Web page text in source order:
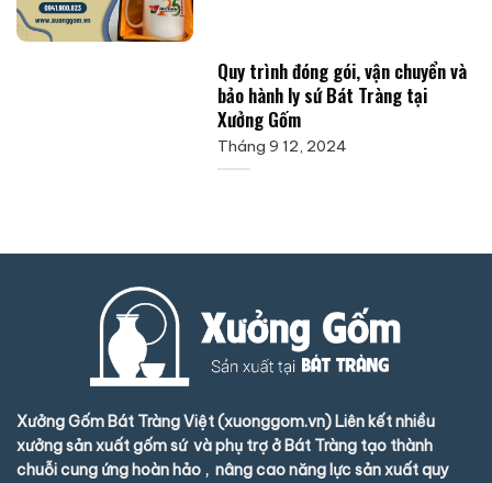
Quy trình đóng gói, vận chuyển và
bảo hành ly sứ Bát Tràng tại
Xưởng Gốm
Tháng 9 12, 2024
Xưởng Gốm Bát Tràng Việt (xuonggom.vn) Liên kết nhiều
xưởng sản xuất gốm sứ và phụ trợ ở Bát Tràng tạo thành
chuỗi cung ứng hoàn hảo , nâng cao năng lực sản xuất quy